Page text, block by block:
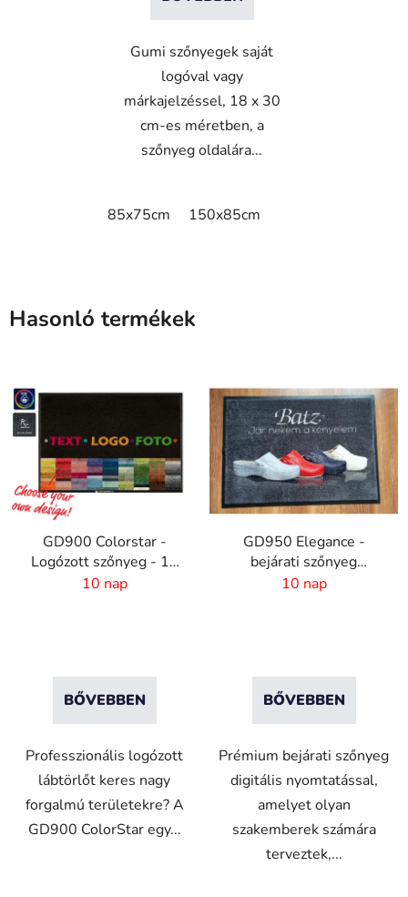
Gumi szőnyegek saját
logóval vagy
márkajelzéssel, 18 x 30
cm-es méretben, a
szőnyeg oldalára...
85x75cm 150x85cm
Hasonló termékek
GD900 Colorstar -
Logózott szőnyeg - 10
mm szál - egyedi méret
10 nap
BŐVEBBEN
Professzionális logózott
lábtörlőt keres nagy
forgalmú területekre? A
GD900 ColorStar egy...
GD950 Elegance -
bejárati szőnyeg
digitális nyomattal - 6
10 nap
BŐVEBBEN
Prémium bejárati szőnyeg
digitális nyomtatással,
amelyet olyan
szakemberek számára
terveztek,...